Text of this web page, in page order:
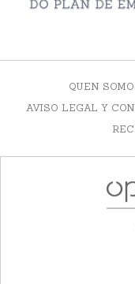
QUEN
AVISO LEGAL Y